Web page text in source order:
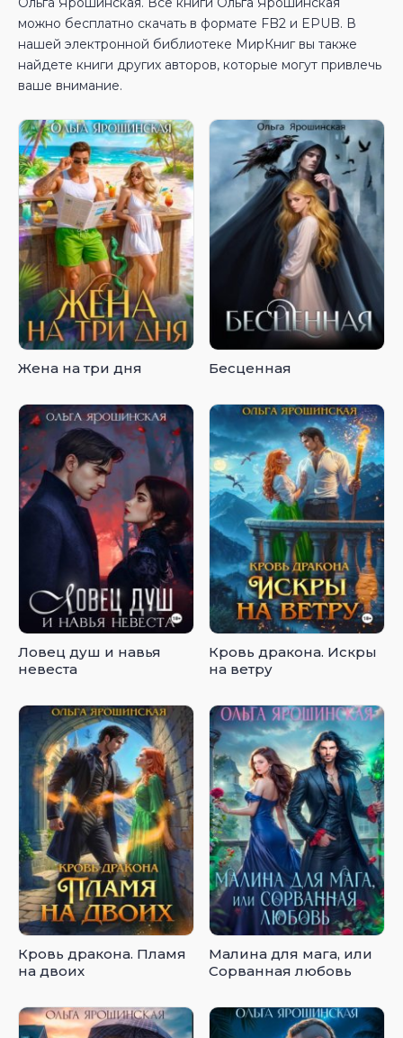
можно бесплатно скачать в формате FB2 и EPUB. В
нашей электронной библиотеке МирКниг вы также
найдете книги других авторов, которые могут привлечь
ваше внимание.
Жена на три дня Бесценная
Ловец душ и навья
невеста
Кровь дракона. Искры
на ветру
Кровь дракона. Пламя
на двоих
Малина для мага, или
Сорванная любовь